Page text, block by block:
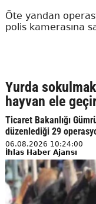
Öte yandan
polis kamerasına
Yurda
hayvan ele
Ticaret Bakanlığı
düzenlediği 29
06.08.2026 10:24:00
İhlas Haber Ajansı